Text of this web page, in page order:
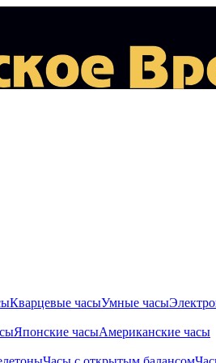
Кварцевые часыУмные часы
Японские часыАмериканские часы